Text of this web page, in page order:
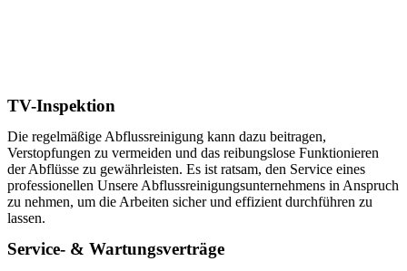
TV-Inspektion
Die regelmäßige Abflussreinigung kann dazu beitragen,
Verstopfungen zu vermeiden und das reibungslose Funktionieren
der Abflüsse zu gewährleisten. Es ist ratsam, den Service eines
professionellen Unsere Abflussreinigungsunternehmens in Anspruch
zu nehmen, um die Arbeiten sicher und effizient durchführen zu
lassen.
Service- & Wartungsverträge